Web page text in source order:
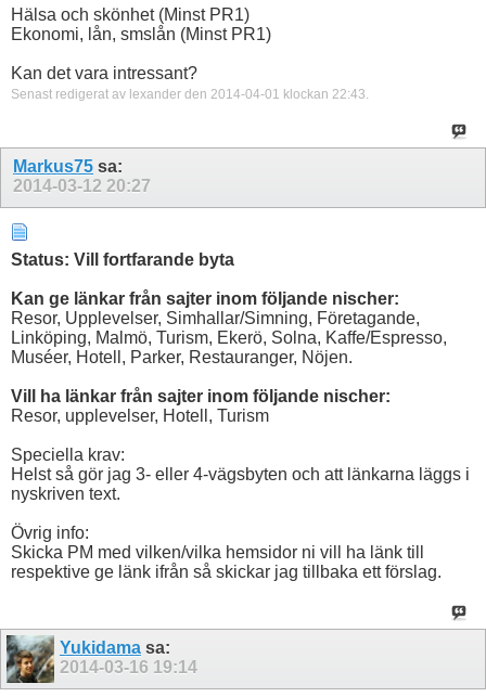
Hälsa och skönhet (Minst PR1)
Ekonomi, lån, smslån (Minst PR1)
Kan det vara intressant?
Senast redigerat av lexander den 2014-04-01 klockan 22:43.
Markus75 sa:
2014-03-12 20:27
Status: Vill fortfarande byta
Kan ge länkar från sajter inom följande nischer:
Resor, Upplevelser, Simhallar/Simning, Företagande,
Linköping, Malmö, Turism, Ekerö, Solna, Kaffe/Espresso,
Muséer, Hotell, Parker, Restauranger, Nöjen.
Vill ha länkar från sajter inom följande nischer:
Resor, upplevelser, Hotell, Turism
Speciella krav:
Helst så gör jag 3- eller 4-vägsbyten och att länkarna läggs i
nyskriven text.
Övrig info:
Skicka PM med vilken/vilka hemsidor ni vill ha länk till
respektive ge länk ifrån så skickar jag tillbaka ett förslag.
Yukidama sa:
2014-03-16 19:14